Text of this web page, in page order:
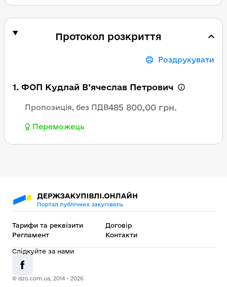
Протокол розкриття
Роздрукувати
1. ФОП Кудлай В’ячеслав Петрович
Пропозиція, без ПДВ485 800,00 грн.
Переможець
Тарифи та реквізити
Договір
Регламент
Контакти
© dzo.com.ua, 2014 - 2026
Слідкуйте за нами